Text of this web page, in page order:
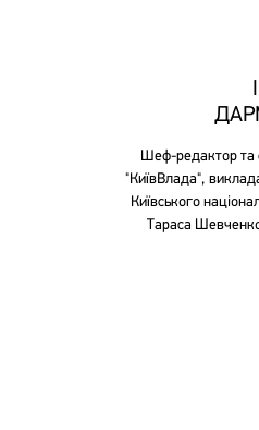
Шеф-редактор та
"КиївВлада",
Київського
Тараса